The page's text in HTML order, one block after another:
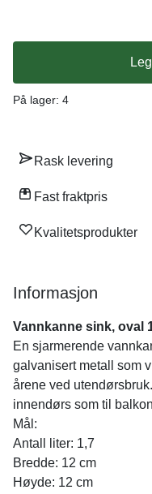
På lager: 4
Rask levering
Fast fraktpris
Kvalitetsprodukter
Informasjon
Vannkanne sink, oval
En sjarmerende
galvanisert metall som
årene ved
innendørs som til
Mål:
Antall liter: 1,7
Bredde: 12 cm
Høyde: 12 cm